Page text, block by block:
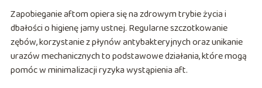
Zapobieganie aftom opiera się na zdrowym trybie życia i
dbałości o higienę jamy ustnej. Regularne szczotkowanie
zębów, korzystanie z płynów antybakteryjnych oraz unikanie
urazów mechanicznych to podstawowe działania, które mogą
pomóc w minimalizacji ryzyka wystąpienia aft.